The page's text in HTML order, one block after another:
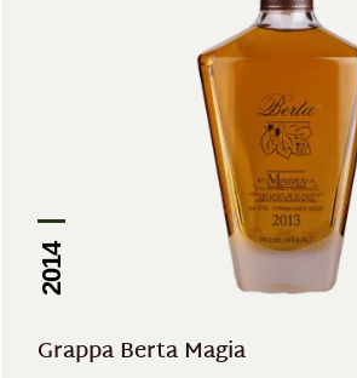
2014
Grappa Berta Magia